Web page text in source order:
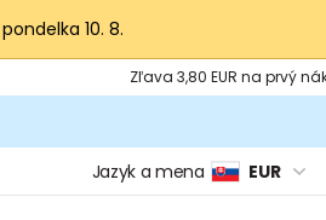
10. 8.
Výmena a vrátenie
Jazyk a mena EUR